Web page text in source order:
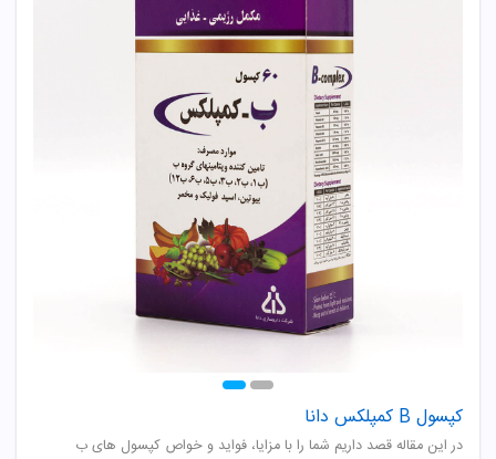
کپسول B کمپلکس دانا
در این مقاله قصد داریم شما را با مزایا، فواید و خواص کپسول های ب